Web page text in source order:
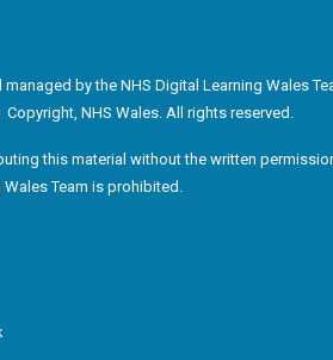
by the NHS Digital Learning Wales
Copyright, NHS Wales. All rights reserved.
this material without the written
Wales Team is prohibited.